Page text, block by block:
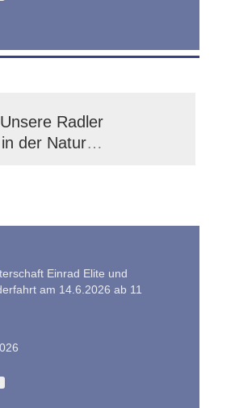
Unsere Radler
in der Natur…
Einrad Elite und
am 14.6.2026 ab 11